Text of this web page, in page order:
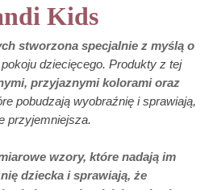
Kids
stworzona specjalnie z myślą o
dziecięcego. Produkty z tej
przyjaznymi kolorami oraz
pobudzają wyobraźnię i sprawiają,
przyjemniejsza.
wzory, które nadają im
dziecka i sprawiają, że